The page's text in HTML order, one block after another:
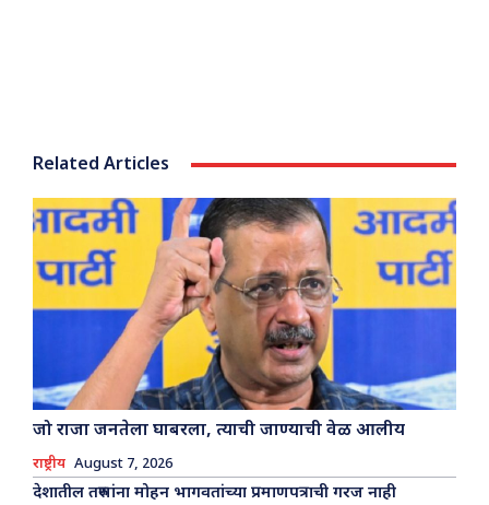
Related Articles
जो राजा जनतेला घाबरला, त्याची जाण्याची वेळ आलीय
राष्ट्रीय August 7, 2026
देशातील तरुणांना मोहन भागवतांच्या प्रमाणपत्राची गरज नाही